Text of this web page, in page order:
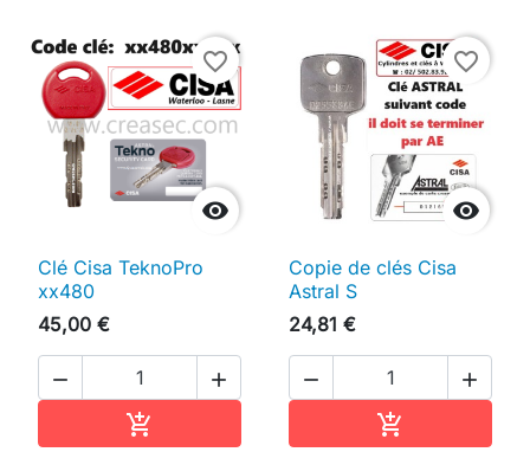

favorite_border
Clé Cisa TeknoPro
xx480
45,00 €
 


favorite_border
Copie de clés Cisa
Astral S
24,81 €
 
